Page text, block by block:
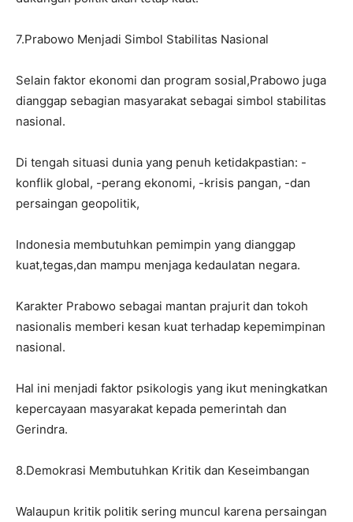
7.Prabowo Menjadi Simbol Stabilitas Nasional
Selain faktor ekonomi dan program sosial,Prabowo juga
dianggap sebagian masyarakat sebagai simbol stabilitas
nasional.
Di tengah situasi dunia yang penuh ketidakpastian: -
konflik global, -perang ekonomi, -krisis pangan, -dan
persaingan geopolitik,
Indonesia membutuhkan pemimpin yang dianggap
kuat,tegas,dan mampu menjaga kedaulatan negara.
Karakter Prabowo sebagai mantan prajurit dan tokoh
nasionalis memberi kesan kuat terhadap kepemimpinan
nasional.
Hal ini menjadi faktor psikologis yang ikut meningkatkan
kepercayaan masyarakat kepada pemerintah dan
Gerindra.
8.Demokrasi Membutuhkan Kritik dan Keseimbangan
Walaupun kritik politik sering muncul karena persaingan